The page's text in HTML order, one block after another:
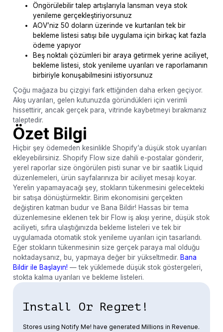
Öngörülebilir talep artışlarıyla lansman veya stok
yenileme gerçekleştiriyorsunuz
AOV’niz 50 doların üzerinde ve kurtarılan tek bir
bekleme listesi satışı bile uygulama için birkaç kat fazla
ödeme yapıyor
Beş noktalı çözümleri bir araya getirmek yerine aciliyet,
bekleme listesi, stok yenileme uyarıları ve raporlamanın
birbiriyle konuşabilmesini istiyorsunuz
Çoğu mağaza bu çizgiyi fark ettiğinden daha erken geçiyor.
Akış uyarıları, gelen kutunuzda göründükleri için verimli
hissettirir, ancak gerçek para, vitrinde kaybetmeyi bırakmanız
taleptedir.
Özet Bilgi
Hiçbir şey ödemeden kesinlikle Shopify’a düşük stok uyarıları
ekleyebilirsiniz. Shopify Flow size dahili e-postalar gönderir,
yerel raporlar size öngörülen pisti sunar ve bir saatlik Liquid
düzenlemeleri, ürün sayfalarınıza bir aciliyet mesajı koyar.
Yerelin yapamayacağı şey, stokların tükenmesini gelecekteki
bir satışa dönüştürmektir. Birim ekonomisini gerçekten
değiştiren katman budur ve Bana Bildir! Hassas bir tema
düzenlemesine eklenen tek bir Flow iş akışı yerine, düşük stok
aciliyeti, sıfıra ulaştığınızda bekleme listeleri ve tek bir
uygulamada otomatik stok yenileme uyarıları için tasarlandı.
Eğer stokların tükenmesinin size gerçek paraya mal olduğu
noktadaysanız, bu, yapmaya değer bir yükseltmedir. Bana
Bildir ile Başlayın! — tek yüklemede düşük stok göstergeleri,
stokta kalma uyarıları ve bekleme listeleri.
Install Or Regret!
Stores using Notify Me! have generated Millions in Revenue.